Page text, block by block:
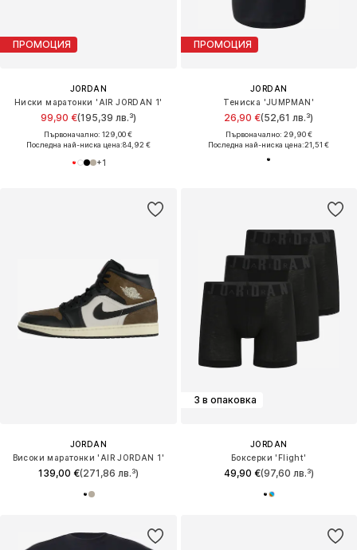
ПРОМОЦИЯ
JORDAN
Ниски маратонки 'AIR JORDAN 1'
99,90 €(195,39 лв.³)
Първоначално: 129,00 €
Последна най-ниска цена:84,92 €
+1
ПРОМОЦИЯ
JORDAN
Тениска 'JUMPMAN'
26,90 €(52,61 лв.³)
Първоначално: 29,90 €
Последна най-ниска цена:21,51 €
JORDAN
Високи маратонки 'AIR JORDAN 1'
139,00 €(271,86 лв.³)
3 в опаковка
JORDAN
Боксерки 'Flight'
49,90 €(97,60 лв.³)